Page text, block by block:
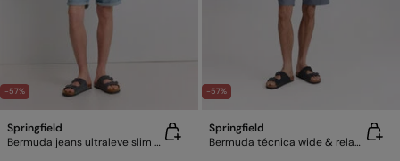
-57%
Springfield
Bermuda jeans ultraleve slim fit
-57%
Springfield
Bermuda técnica wide & relaxed fit